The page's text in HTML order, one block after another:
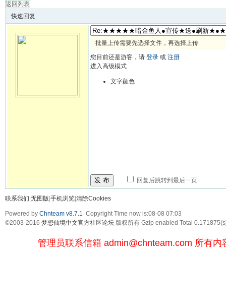
返回列表
快速回复
批量上传需要先选择文件，再选择上传
您目前还是游客，请 登录 或 注册
进入高级模式
文字颜色
发 布 回复后跳转到最后一页
联系我们 无图版 手机浏览 清除Cookies
Powered by Chnteam v8.7.1 Copyright Time now is:08-08 07:03
©2003-2016 梦想仙境中文官方社区论坛 版权所有 Gzip enabled Total
管理员联系信箱 admin@chnteam.com 所有内